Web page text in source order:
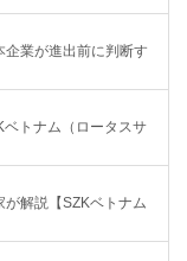
業が進出前に判断す
トナム（ロータスサ
解説【SZKベトナム